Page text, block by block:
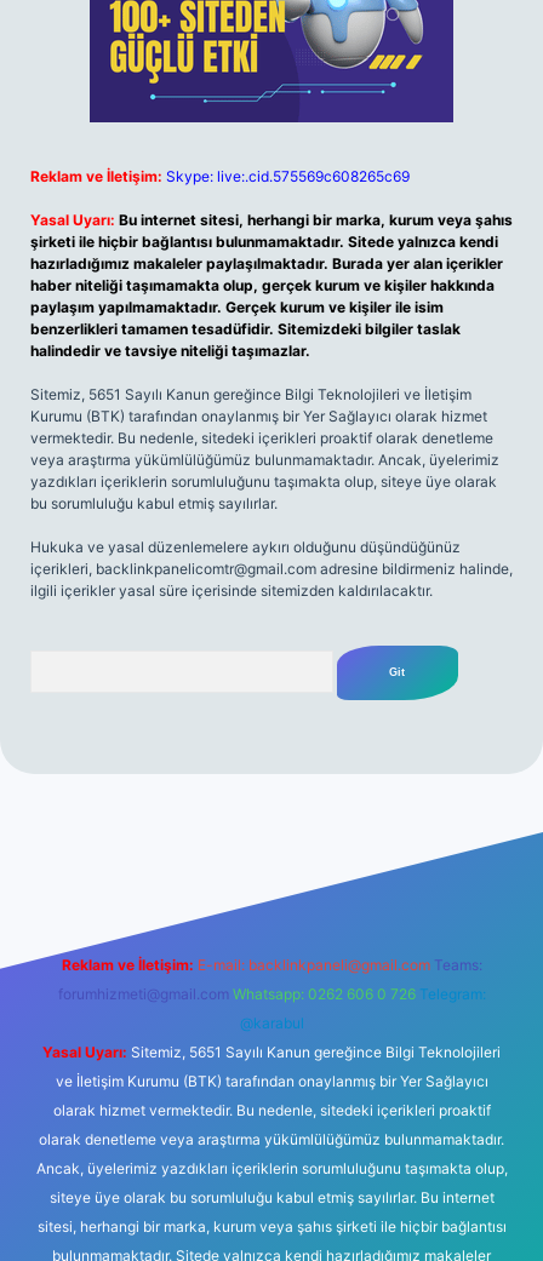
Reklam ve İletişim: Skype: live:.cid.575569c608265c69
Yasal Uyarı: Bu internet sitesi, herhangi bir marka, kurum veya şahıs
şirketi ile hiçbir bağlantısı bulunmamaktadır. Sitede yalnızca kendi
hazırladığımız makaleler paylaşılmaktadır. Burada yer alan içerikler
haber niteliği taşımamakta olup, gerçek kurum ve kişiler hakkında
paylaşım yapılmamaktadır. Gerçek kurum ve kişiler ile isim
benzerlikleri tamamen tesadüfidir. Sitemizdeki bilgiler taslak
halindedir ve tavsiye niteliği taşımazlar.
Sitemiz, 5651 Sayılı Kanun gereğince Bilgi Teknolojileri ve İletişim
Kurumu (BTK) tarafından onaylanmış bir Yer Sağlayıcı olarak hizmet
vermektedir. Bu nedenle, sitedeki içerikleri proaktif olarak denetleme
veya araştırma yükümlülüğümüz bulunmamaktadır. Ancak, üyelerimiz
yazdıkları içeriklerin sorumluluğunu taşımakta olup, siteye üye olarak
bu sorumluluğu kabul etmiş sayılırlar.
Hukuka ve yasal düzenlemelere aykırı olduğunu düşündüğünüz
içerikleri, backlinkpanelicomtr@gmail.com adresine bildirmeniz halinde,
ilgili içerikler yasal süre içerisinde sitemizden kaldırılacaktır.
Reklam ve İletişim: E-mail: backlinkpaneli@gmail.com Teams:
forumhizmeti@gmail.com Whatsapp: 0262 606 0 726 Telegram:
@karabul
Yasal Uyarı: Sitemiz, 5651 Sayılı Kanun gereğince Bilgi Teknolojileri
ve İletişim Kurumu (BTK) tarafından onaylanmış bir Yer Sağlayıcı
olarak hizmet vermektedir. Bu nedenle, sitedeki içerikleri proaktif
olarak denetleme veya araştırma yükümlülüğümüz bulunmamaktadır.
Ancak, üyelerimiz yazdıkları içeriklerin sorumluluğunu taşımakta olup,
siteye üye olarak bu sorumluluğu kabul etmiş sayılırlar. Bu internet
sitesi, herhangi bir marka, kurum veya şahıs şirketi ile hiçbir bağlantısı
bulunmamaktadır. Sitede yalnızca kendi hazırladığımız makaleler